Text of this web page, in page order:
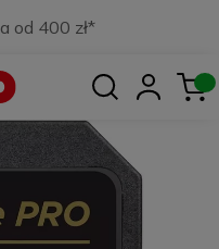
od 400 zł*